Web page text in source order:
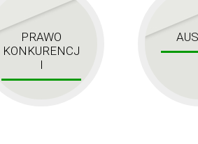
PRAWO
KONKURENCJ
I